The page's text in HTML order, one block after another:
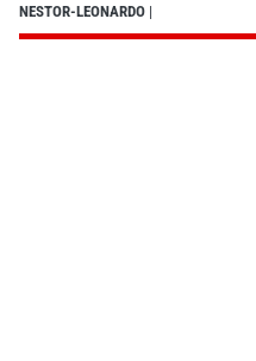
NESTOR-LEONARDO |